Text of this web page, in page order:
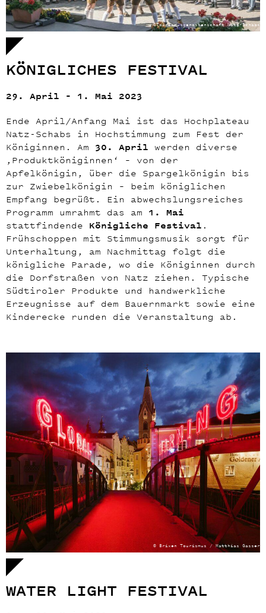
©Tourismusgenossenschaft Natz-Schabs
KÖNIGLICHES FESTIVAL
29. April – 1. Mai 2023
Ende April/Anfang Mai ist das Hochplateau
Natz-Schabs in Hochstimmung zum Fest der
Königinnen. Am 30. April werden diverse
‚Produktköniginnen‘ – von der
Apfelkönigin, über die Spargelkönigin bis
zur Zwiebelkönigin – beim königlichen
Empfang begrüßt. Ein abwechslungsreiches
Programm umrahmt das am 1. Mai
stattfindende Königliche Festival .
Frühschoppen mit Stimmungsmusik sorgt für
Unterhaltung, am Nachmittag folgt die
königliche Parade, wo die Königinnen durch
die Dorfstraßen von Natz ziehen. Typische
Südtiroler Produkte und handwerkliche
Erzeugnisse auf dem Bauernmarkt sowie eine
Kinderecke runden die Veranstaltung ab.
© Brixen Tourismus / Matthias Gasser
WATER LIGHT FESTIVAL